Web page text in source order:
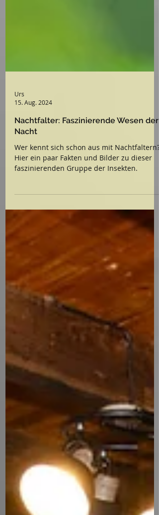
Urs
15. Aug. 2024
Nachtfalter: Faszinierende Wesen der
Hier ein paar Fakten und Bilder zu dieser
faszinierenden Gruppe der Insekten.